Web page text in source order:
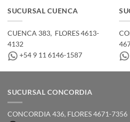
SUCURSAL CUENCA
CUENCA 383, ­ FLORES 4613-
4132
+54 9 11 6146-1587
SUCURSAL CONCORDIA
CONCORDIA 436,­ FLORES 4671-7356